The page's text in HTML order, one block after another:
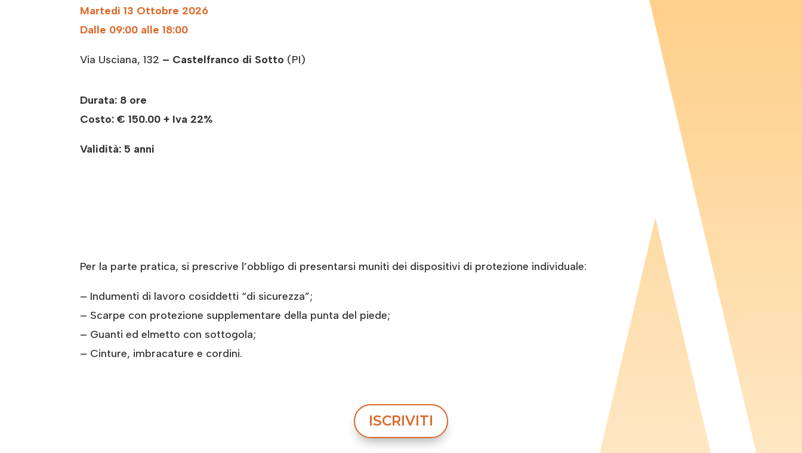
Martedì 13 Ottobre 2026
Dalle 09:00 alle 18:00
Via Usciana, 132 – Castelfranco di Sotto (PI)
Durata: 8 ore
Costo:€ 150.00 + Iva 22%
Validità: 5 anni
Per la parte pratica, si prescrive l’obbligo di presentarsi muniti dei dispositivi di protezione individuale:
– Indumenti di lavoro cosiddetti “di sicurezza”;
– Scarpe con protezione supplementare della punta del piede;
– Guanti ed elmetto con sottogola;
– Cinture, imbracature e cordini.
ISCRIVITI